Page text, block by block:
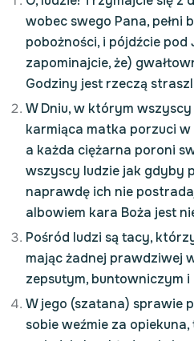
wobec swego Pana, pełni
pobożności, i pójdźcie pod
zapominajcie, że)
Godziny jest rzeczą
W Dniu, w którym
karmiąca matka porzuci
a każda ciężarna poroni
wszyscy ludzie jak gdyby
naprawdę ich nie
albowiem kara Boża jest
Pośród ludzi są tacy,
mając żadnej prawdziwej
zepsutym, buntowniczym i
W jego (szatana) sprawie
sobie weźmie za